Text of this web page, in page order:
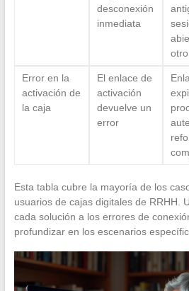
desconexión
inmediata
Error en la
activación de
la caja
El enlace de
activación
devuelve un
error
Esta tabla cubre la mayoría de los
usuarios de cajas digitales de RRHH.
cada solución a los errores de
profundizar en los escenarios